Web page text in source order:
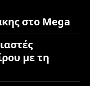
στο Mega
με τη